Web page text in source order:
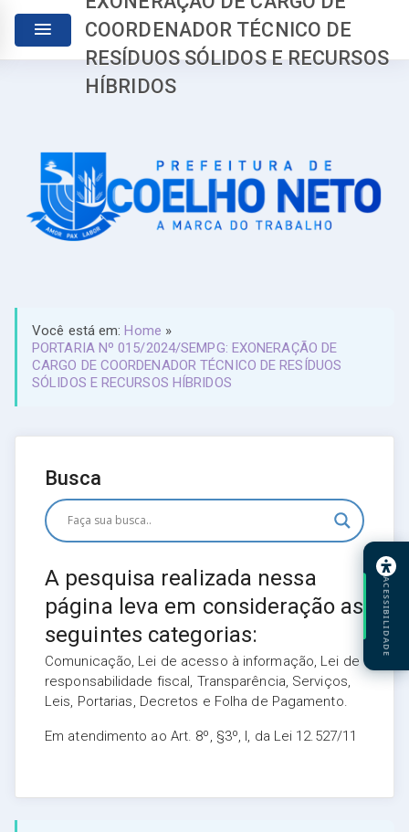
COORDENADOR TÉCNICO DE
RESÍDUOS SÓLIDOS E RECURSOS
HÍBRIDOS
Você está em:Home »
PORTARIA Nº 015/2024/SEMPG: EXONERAÇÃO DE
CARGO DE COORDENADOR TÉCNICO DE RESÍDUOS
SÓLIDOS E RECURSOS HÍBRIDOS
Busca
A pesquisa realizada nessa
página leva em consideração as
seguintes categorias:
Comunicação, Lei de acesso à informação, Lei de
responsabilidade fiscal, Transparência, Serviços,
Leis, Portarias, Decretos e Folha de Pagamento.
Em atendimento ao Art. 8º, §3º, I, da Lei 12.527/11
ACESSIBILIDADE